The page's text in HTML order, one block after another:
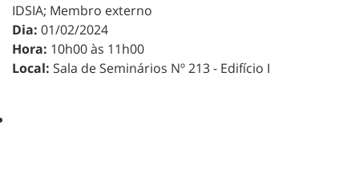
IDSIA; Membro externo
Dia: 01/02/2024
Hora: 10h00 às 11h00
Local: Sala de Seminários Nº 213 - Edifício I